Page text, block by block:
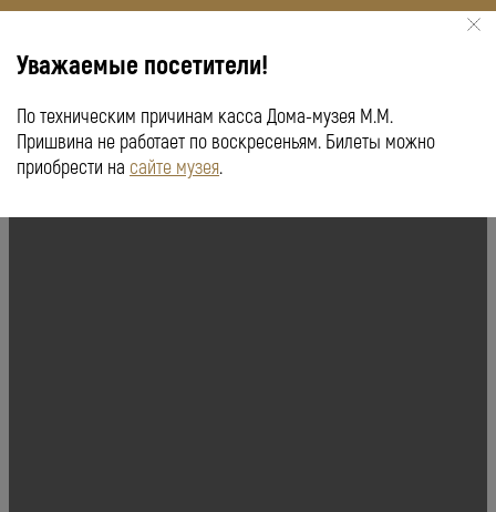
КУПИТЬ БИЛЕТ ПУШКИНСКАЯ КАРТА
Уважаемые посетители!
По техническим причинам касса Дома-музея М.М.
Пришвина не работает по воскресеньям. Билеты можно
приобрести на сайте музея.